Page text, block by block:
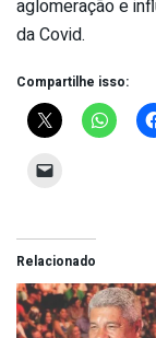
aglomeração e
da Covid.
Compartilhe isso:
Relacionado